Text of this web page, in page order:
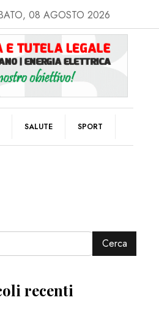
08 AGOSTO 2026
SALUTE SPORT
Cerca
recenti